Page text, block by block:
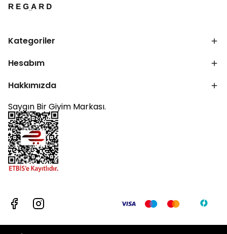
Kategoriler
Hesabım
Hakkımızda
Saygın Bir Giyim Markası.